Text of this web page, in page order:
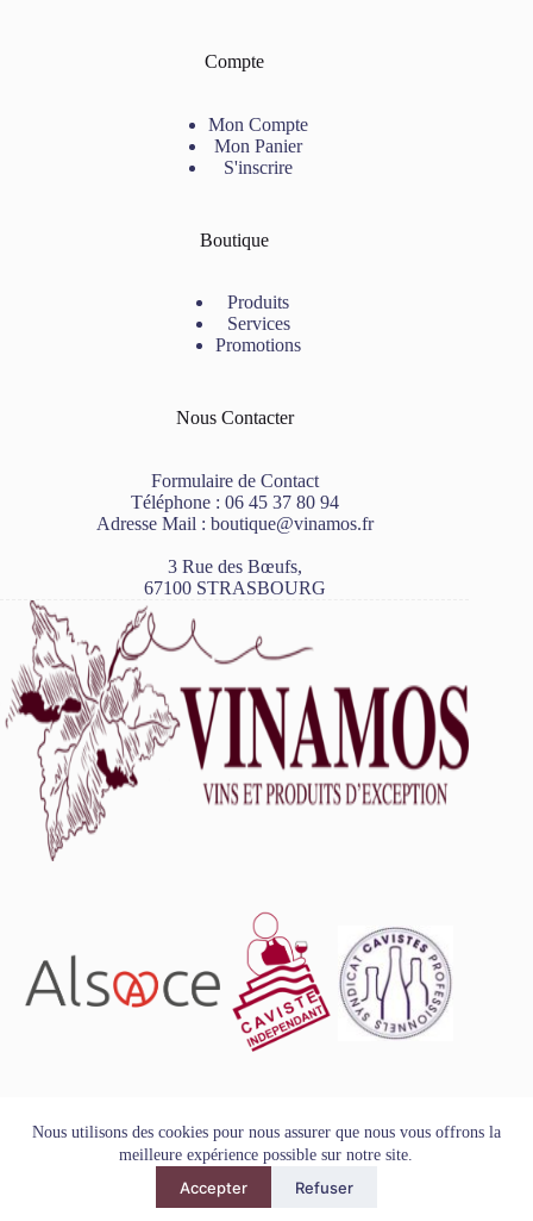
Nous utilisons des cookies pour nous assurer que nous vous offrons la
meilleure expérience possible sur notre site.
Accepter Refuser
Compte
Mon Compte
Mon Panier
S'inscrire
Boutique
Produits
Services
Promotions
Nous Contacter
Formulaire de Contact
Téléphone : 06 45 37 80 94
Adresse Mail : boutique@vinamos.fr
3 Rue des Bœufs,
67100 STRASBOURG
avec modération.
Tous droits réservés - Copyright VINAMOS © 2026
Conditions Générales de Vente